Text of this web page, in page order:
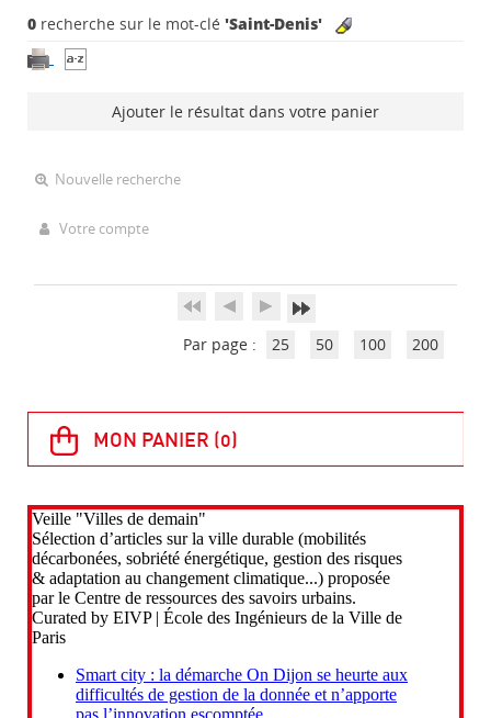
0 recherche sur le mot-clé 'Saint-Denis'
Ajouter le résultat dans votre panier
Nouvelle recherche
Votre compte
Par page : 25 50 100 200